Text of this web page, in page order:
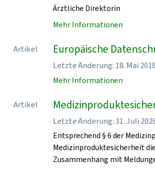
Ärztliche Direktorin
Mehr Informationen
Artikel Europäische
Letzte Änderung: 18. Mai
Mehr Informationen
Artikel
Letzte Änderung: 31. Juli
Entsprechend § 6 der
Medizinproduktesicherheit
Zusammenhang mit